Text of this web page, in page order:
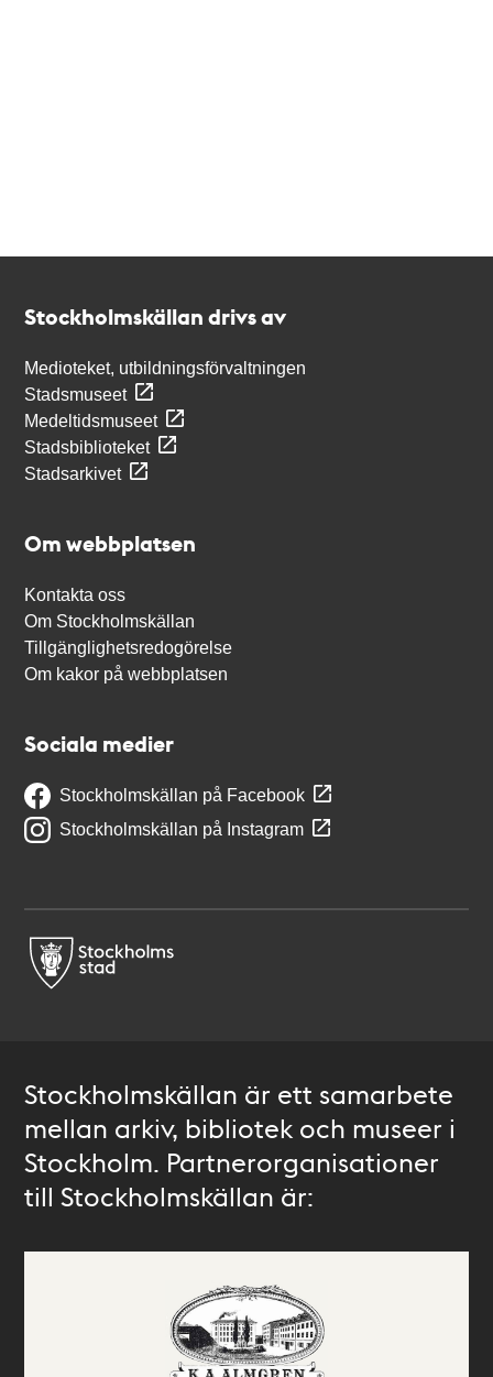
Stockholmskällan drivs av
Medioteket, utbildningsförvaltningen
Stadsmuseet
Medeltidsmuseet
Stadsbiblioteket
Stadsarkivet
Om webbplatsen
Kontakta oss
Om Stockholmskällan
Tillgänglighetsredogörelse
Om kakor på webbplatsen
Sociala medier
Stockholmskällan på Facebook
Stockholmskällan på Instagram
Stockholmskällan är ett samarbete
mellan arkiv, bibliotek och museer i
Stockholm. Partnerorganisationer
till Stockholmskällan är: